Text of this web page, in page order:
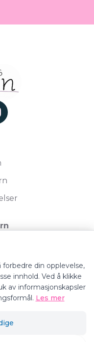
Gran
forbedre din opplevelse,
innhold. Ved å klikke
av informasjonskapsler
Les mer